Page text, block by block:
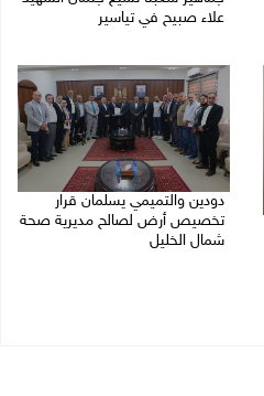
علاء صبيح في تياسير
دودين والتميمي يسلمان قرار
تخصيص أرض لصالح مديرية صحة
شمال الخليل